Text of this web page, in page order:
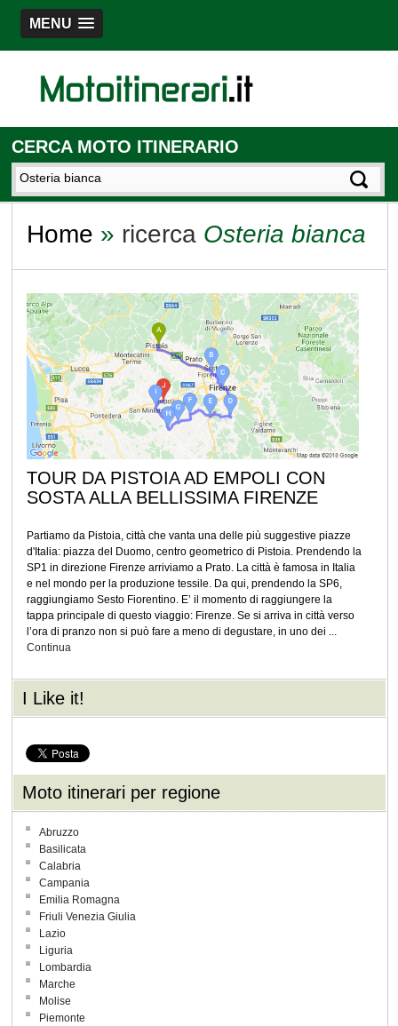
MENU
CERCA MOTO ITINERARIO
Home » ricerca Osteria bianca
TOUR DA PISTOIA AD EMPOLI CON
SOSTA ALLA BELLISSIMA FIRENZE
Partiamo da Pistoia, città che vanta una delle più suggestive piazze
d'Italia: piazza del Duomo, centro geometrico di Pistoia. Prendendo la
SP1 in direzione Firenze arriviamo a Prato. La città è famosa in Italia
e nel mondo per la produzione tessile. Da qui, prendendo la SP6,
raggiungiamo Sesto Fiorentino. E’ il momento di raggiungere la
tappa principale di questo viaggio: Firenze. Se si arriva in città verso
l’ora di pranzo non si può fare a meno di degustare, in uno dei ...
Continua
I Like it!
Moto itinerari per regione
Abruzzo
Basilicata
Calabria
Campania
Emilia Romagna
Friuli Venezia Giulia
Lazio
Liguria
Lombardia
Marche
Molise
Piemonte